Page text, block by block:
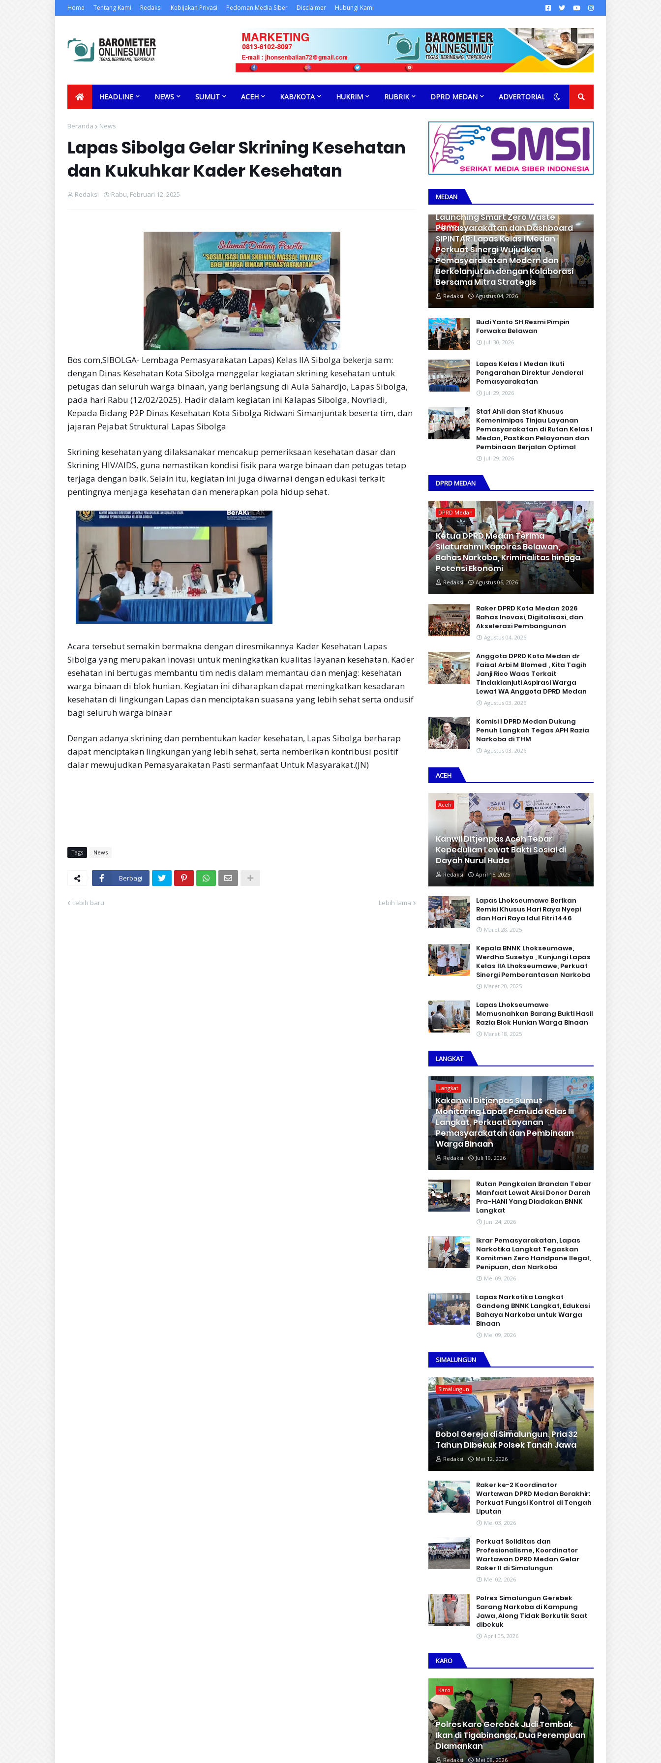
Home Tentang Kami Redaksi Kebijakan Privasi Pedoman Media Siber Disclaimer Hubungi Kami
HEADLINE NEWS SUMUT ACEH KAB/KOTA HUKRIM RUBRIK DPRD MEDAN ADVERTORIAL
Beranda News
Lapas Sibolga Gelar Skrining Kesehatan
dan Kukuhkar Kader Kesehatan
Redaksi Rabu, Februari 12, 2025
Bos com,SIBOLGA- Lembaga Pemasyarakatan Lapas) Kelas IIA Sibolga bekerja sam:
dengan Dinas Kesehatan Kota Sibolga menggelar kegiatan skrining kesehatan untuk
petugas dan seluruh warga binaan, yang berlangsung di Aula Sahardjo, Lapas Sibolga,
pada hari Rabu (12/02/2025). Hadir dalam kegiatan ini Kalapas Sibolga, Novriadi,
Kepada Bidang P2P Dinas Kesehatan Kota Sibolga Ridwani Simanjuntak beserta tim, dan
jajaran Pejabat Struktural Lapas Sibolga
Skrining kesehatan yang dilaksanakar mencakup pemeriksaan kesehatan dasar dan
Skrining HIV/AIDS, guna nemastikan kondisi fisik para warge binaan dan petugas tetap
terjaga dengan baik. Selain itu, kegiatan ini juga diwarnai dengan edukasi terkait
pentingnya menjaga kesehatan dan menerapkan pola hidup sehat.
Acara tersebut semakin bermakna dengan diresmikannya Kader Kesehatan Lapas
Sibolga yang merupakan inovasi untuk meningkatkan kualitas layanan kesehatan. Kader
esehatan ini bertugas membantu tim nedis dalam memantau dan menjag: kesehatan
warga binaan di blok hunian. Kegiatan ini diharapkan dapat meningkatkan kesadaran
kesehatan di lingkungan Lapas dan menciptakan suasana yang lebih sehat serta ondusif
bagi seluruh warga binaar
Dengan adanya skrining dan pembentukan kader kesehatan, Lapas Sibolga berharap
dapat menciptakan lingkungan yang lebih sehat, serta nemberikan kontribusi positif
dalar mewujudkan Pemasyarakatan Pasti sermanfaat Untuk Masyarakat.(JN)
Tags News
Berbagi
Lebih baru Lebih lama
MEDAN
Medan
Launching Smart Zero Waste
Pemasyarakatan dan Dashboard
SIPINTAR: Lapas Kelas I Medan
Perkuat Sinergi Wujudkan
Pemasyarakatan Modern dan
Berkelanjutan dengan Kolaborasi
Bersama Mitra Strategis
Redaksi Agustus 04, 2026
Budi Yanto SH Resmi Pimpin
Forwaka Belawan
Juli 30, 2026
Lapas Kelas I Medan Ikuti
Pengarahan Direktur Jenderal
Pemasyarakatan
Juli 29, 2026
Staf Ahli dan Staf Khusus
Kemenimipas Tinjau Layanan
Pemasyarakatan di Rutan Kelas I
Medan, Pastikan Pelayanan dan
Pembinaan Berjalan Optimal
Juli 29, 2026
DPRD MEDAN
DPRD Medan
Ketua DPRD Medan Terima
Silaturahmi Kapolres Belawan,
Bahas Narkoba, Kriminalitas hingga
Potensi Ekonomi
Redaksi Agustus 06, 2026
Raker DPRD Kota Medan 2026
Bahas Inovasi, Digitalisasi, dan
Akselerasi Pembangunan
Agustus 04, 2026
Anggota DPRD Kota Medan dr
Faisal Arbi M Blomed , Kita Tagih
Janji Rico Waas Terkait
Tindaklanjuti Aspirasi Warga
Lewat WA Anggota DPRD Medan
Agustus 03, 2026
Komisi I DPRD Medan Dukung
Penuh Langkah Tegas APH Razia
Narkoba di THM
Agustus 03, 2026
ACEH
Aceh
Kanwil Ditjenpas Aceh Tebar
Kepedulian Lewat Bakti Sosial di
Dayah Nurul Huda
Redaksi April 15, 2025
Lapas Lhokseumawe Berikan
Remisi Khusus Hari Raya Nyepi
dan Hari Raya Idul Fitri 1446
Maret 28, 2025
Kepala BNNK Lhokseumawe,
Werdha Susetyo , Kunjungi Lapas
Kelas IIA Lhokseumawe, Perkuat
Sinergi Pemberantasan Narkoba
Maret 20, 2025
Lapas Lhokseumawe
Memusnahkan Barang Bukti Hasil
Razia Blok Hunian Warga Binaan
Maret 18, 2025
LANGKAT
Langkat
Kakanwil Ditjenpas Sumut
Monitoring Lapas Pemuda Kelas III
Langkat, Perkuat Layanan
Pemasyarakatan dan Pembinaan
Warga Binaan
Redaksi Juli 19, 2026
Rutan Pangkalan Brandan Tebar
Manfaat Lewat Aksi Donor Darah
Pra-HANI Yang Diadakan BNNK
Langkat
Juni 24, 2026
Ikrar Pemasyarakatan, Lapas
Narkotika Langkat Tegaskan
Komitmen Zero Handpone llegal,
Penipuan, dan Narkoba
Mei 09, 2026
Lapas Narkotika Langkat
Gandeng BNNK Langkat, Edukasi
Bahaya Narkoba untuk Warga
Binaan
Mei 09, 2026
SIMALUNGUN
Simalungun
Bobol Gereja di Simalungun, Pria 32
Tahun Dibekuk Polsek Tanah Jawa
Redaksi Mei 12, 2026
Raker ke-2 Koordinator
Wartawan DPRD Medan Berakhir:
Perkuat Fungsi Kontrol di Tengah
Liputan
Mei 03, 2026
Perkuat Soliditas dan
Profesionalisme, Koordinator
Wartawan DPRD Medan Gelar
Raker II di Simalungun
Mei 02, 2026
Polres Simalungun Gerebek
Sarang Narkoba di Kampung
Jawa, Along Tidak Berkutik Saat
dibekuk
April 05, 2026
KARO
Karo
Polres Karo Gerebek Judi Tembak
Ikan di Tigabinanga, Dua Perempuan
Diamankan
Redaksi Mei 08, 2026